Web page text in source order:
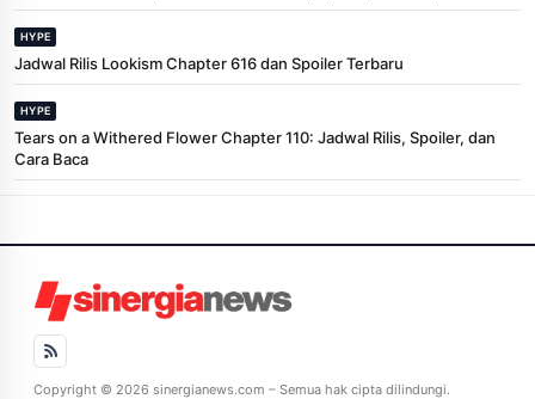
HYPE
Jadwal Rilis Lookism Chapter 616 dan Spoiler Terbaru
HYPE
Tears on a Withered Flower Chapter 110: Jadwal Rilis, Spoiler, dan
Cara Baca
Copyright © 2026 sinergianews.com – Semua hak cipta dilindungi.